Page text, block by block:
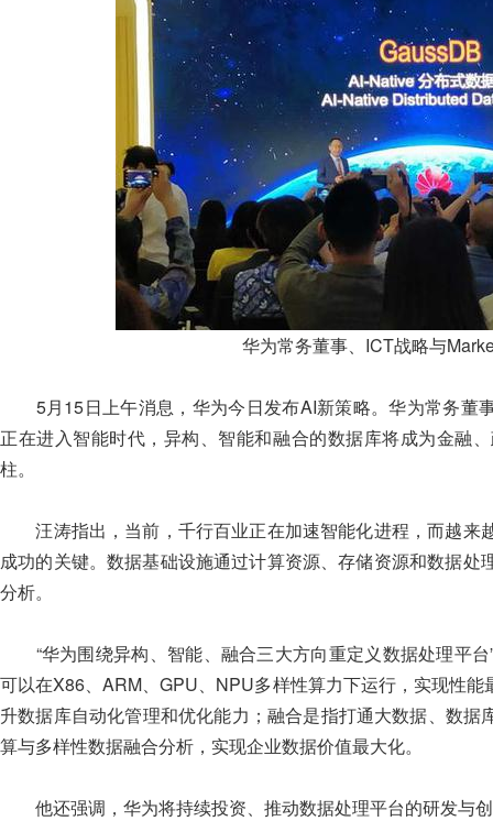
华为常务董事、ICT战略与
5月15日上午消息，华为今日发布AI新策略。华为常务董
正在进入智能时代，异构、智能和融合的数据库将成为金融
柱。
汪涛指出，当前，千行百业正在加速智能化进程，而越来
成功的关键。数据基础设施通过计算资源、存储资源和数据
分析。
“华为围绕异构、智能、融合三大方向重定义数据处理平台
可以在X86、ARM、GPU、NPU多样性算力下运行，实现性
升数据库自动化管理和优化能力；融合是指打通大数据、数
算与多样性数据融合分析，实现企业数据价值最大化。
他还强调，华为将持续投资、推动数据处理平台的研发与